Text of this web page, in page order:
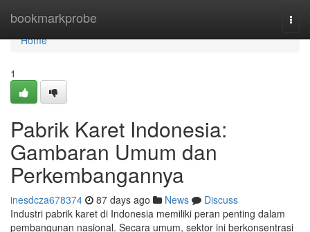
bookmarkprobe
Home
Home
1
Pabrik Karet Indonesia:
Gambaran Umum dan
Perkembangannya
inesdcza678374 87 days ago News
Discuss
Industri pabrik karet di Indonesia memiliki peran penting dalam
pembangunan nasional. Secara umum, sektor ini berkonsentrasi